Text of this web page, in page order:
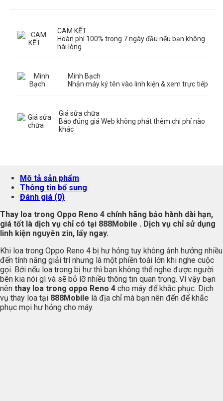
CAM KẾT
Hoàn phí 100% trong 7 ngày đầu nếu bạn không
hài lòng
Minh Bạch
Nhận máy ký tên vào linh kiện & xem trực tiếp
Giá sửa chữa
Báo đúng giá Web không phát thêm chi phí nào
khác
Mô tả sản phẩm
Thông tin bổ sung
Đánh giá (0)
Thay loa trong Oppo Reno 4 chính hãng bảo hành dài hạn,
giá tốt là dịch vụ chỉ có tại 888Mobile . Dịch vụ chỉ sử dụng
linh kiện nguyên zin, lấy ngay.
Khi loa trong Oppo Reno 4 bị hư hỏng tuy không ảnh hưởng nhiều
đến tính năng giải trí nhưng là một phiền toái lớn khi nghe cuộc
gọi. Bởi nếu loa trong bị hư thì bạn không thể nghe được người
bên kia nói gì và sẽ bỏ lỡ nhiều thông tin quan trọng. Vì vậy bạn
nên thay loa trong oppo Reno 4 cho máy để khắc phục. Dịch
vụ thay loa tại 888Mobile là địa chỉ mà bạn nên đến để khắc
phục mọi hư hỏng cho máy.